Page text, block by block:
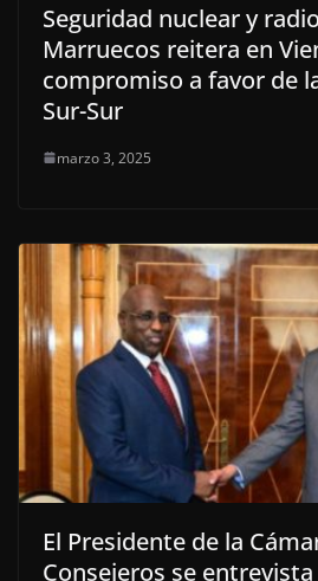
Seguridad nuclear y
Marruecos reitera en
compromiso a favor de
Sur-Sur
marzo 3, 2025
El Presidente de la
Consejeros se